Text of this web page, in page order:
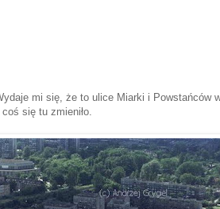
mi się, że to ulice Miarki i Powstańców
się tu zmieniło.